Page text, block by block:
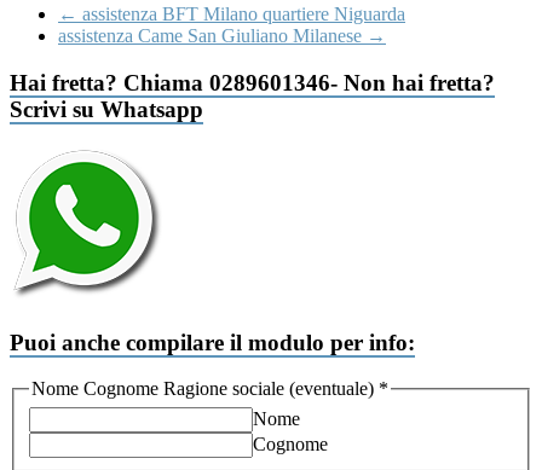
← assistenza BFT Milano quartiere Niguarda
assistenza Came San Giuliano Milanese →
Hai fretta? Chiama 0289601346- Non hai fretta?
Scrivi su Whatsapp
Puoi anche compilare il modulo per info:
Nome Cognome Ragione sociale (eventuale) *
Nome
Cognome